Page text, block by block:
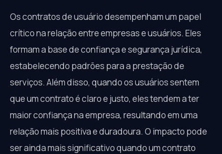
Os contratos de usuário desempenham um papel
crítico na relação entre empresas e usuários. Eles
formam a base de confiança e segurança jurídica,
estabelecendo padrões para a prestação de
serviços. Além disso, quando os usuários sentem
que um contrato é claro e justo, eles tendem a ter
maior confiança na empresa, resultando em uma
relação mais positiva e duradoura. O impacto pode
ser ainda mais significativo quando um contrato